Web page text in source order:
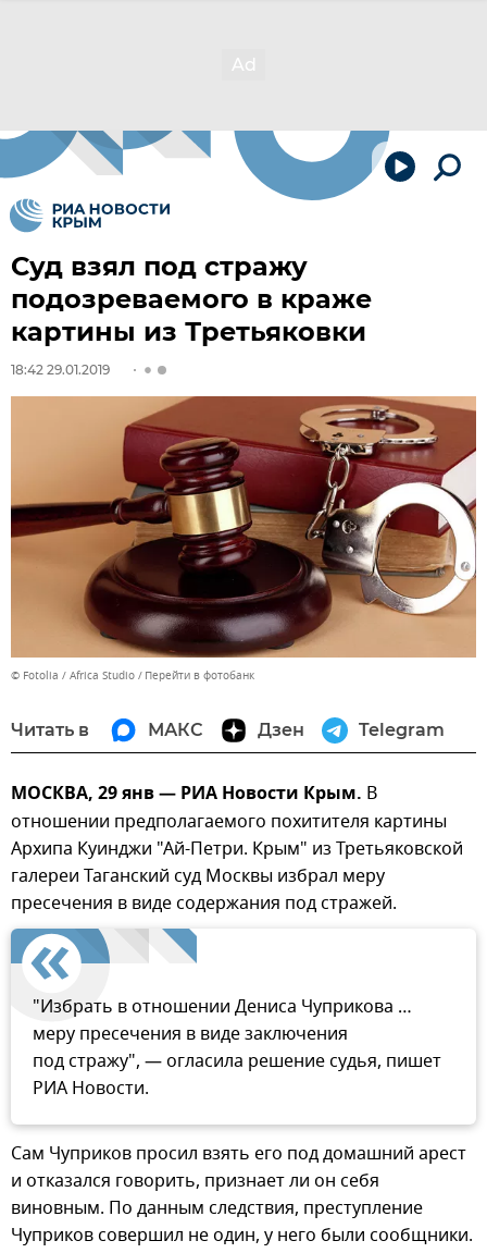
Суд взял под стражу
подозреваемого в краже
картины из Третьяковки
18:42 29.01.2019
© Fotolia / Africa Studio Перейти в фотобанк
Читать в МАКС Дзен Telegram
МОСКВА, 29 янв — РИА Новости Крым. В
отношении предполагаемого похитителя картины
Архипа Куинджи "Ай-Петри. Крым" из Третьяковской
галереи Таганский суд Москвы избрал меру
пресечения в виде содержания под стражей.
"Избрать в отношении Дениса Чуприкова …
меру пресечения в виде заключения
под стражу", — огласила решение судья, пишет
РИА Новости.
Сам Чуприков просил взять его под домашний арест
и отказался говорить, признает ли он себя
виновным. По данным следствия, преступление
Чуприков совершил не один, у него были сообщники.